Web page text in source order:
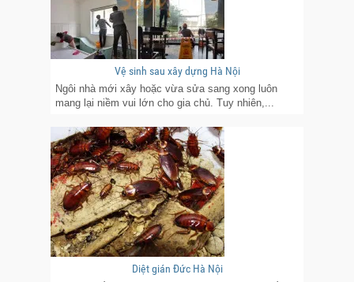
Vệ sinh sau xây dựng Hà Nội
Ngôi nhà mới xây hoặc vừa sửa sang xong luôn
mang lại niềm vui lớn cho gia chủ. Tuy nhiên,...
Diệt gián Đức Hà Nội